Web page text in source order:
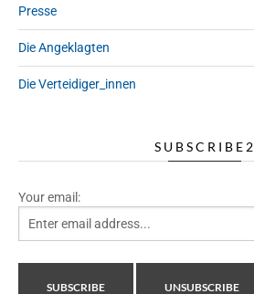
Presse
Die Angeklagten
Die Verteidiger_innen
SUBSCRIBE2
Your email: